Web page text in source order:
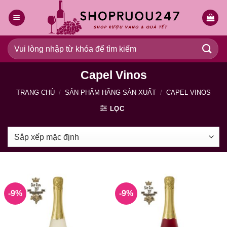
qua
dung
Tìm
kiếm:
Capel Vinos
TRANG CHỦ / SẢN PHẨM HÃNG SẢN XUẤT / CAPEL VINOS
LỌC
-9% -9%